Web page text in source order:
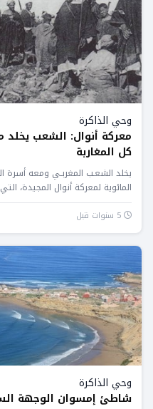
وحي الذاكرة
معركة أنوال: الشعب يخلد
كل المغاربة
يخلد الشعـب المغربـي ومعه أسرة
المائوية لمعركة أنوال المجيدة،
المغاربة...
وحي الذاكرة
شاطئ إمسوان الوجهة السياحية